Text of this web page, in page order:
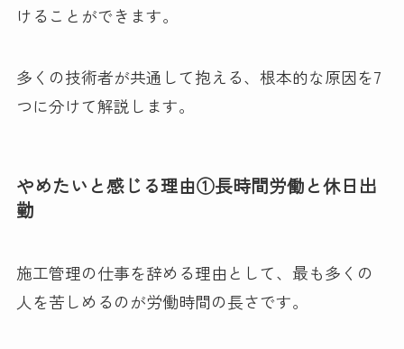
けることができます。
多くの技術者が共通して抱える、根本的な原因を7
つに分けて解説します。
やめたいと感じる理由①長時間労働と休日出
勤
施工管理の仕事を辞める理由として、最も多くの
人を苦しめるのが労働時間の長さです。